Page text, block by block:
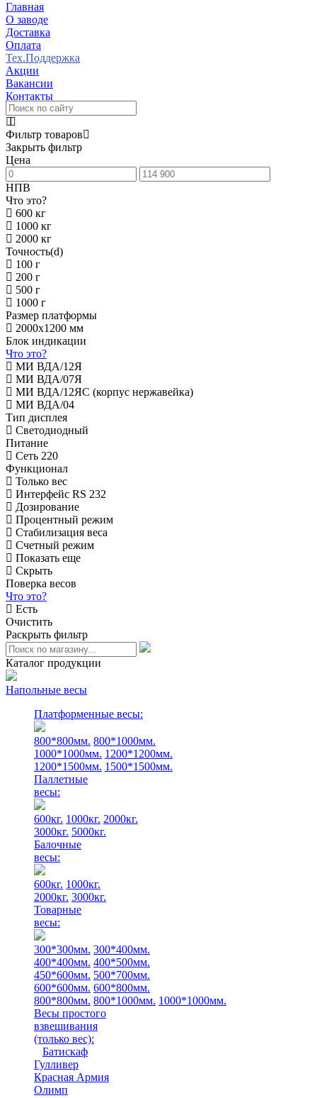
Главная
О заводе
Доставка
Оплата
Тех.Поддержка
Акции
Вакансии
Контакты
Фильтр товаров
Закрыть фильтр
Цена
НПВ
Что это?
600 кг
1000 кг
2000 кг
Точность(d)
100 г
200 г
500 г
1000 г
Размер платформы
2000х1200 мм
Блок индикации
Что это?
МИ ВДА/12Я
МИ ВДА/07Я
МИ ВДА/12ЯС (корпус нержавейка)
МИ ВДА/04
Тип дисплея
Светодиодный
Питание
Сеть 220
Функционал
Только вес
Интерфейс RS 232
Дозирование
Процентный режим
Стабилизация веса
Счетный режим
Показать еще
Скрыть
Поверка весов
Что это?
Есть
Очистить
Раскрыть фильтр
Каталог продукции
Напольные весы
Платформенные весы:
800*800мм. 800*1000мм.
1000*1000мм. 1200*1200мм.
1200*1500мм. 1500*1500мм.
Паллетные
весы:
600кг. 1000кг. 2000кг.
3000кг. 5000кг.
Балочные
весы:
600кг. 1000кг.
2000кг. 3000кг.
Товарные
весы:
300*300мм. 300*400мм.
400*400мм. 400*500мм.
450*600мм. 500*700мм.
600*600мм. 600*800мм.
800*800мм. 800*1000мм. 1000*1000мм.
Весы простого
взвешивания
(только вес):
Батискаф
Гулливер
Красная Армия
Олимп